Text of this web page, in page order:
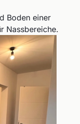
Boden einer
Nassbereiche.